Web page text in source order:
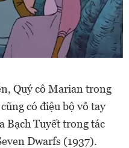
Quý cô Marian trong
có điệu bộ vỗ tay
Bạch Tuyết trong tác
Dwarfs (1937).